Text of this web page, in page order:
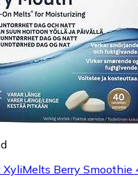
XyliMelts Berry Smoothie